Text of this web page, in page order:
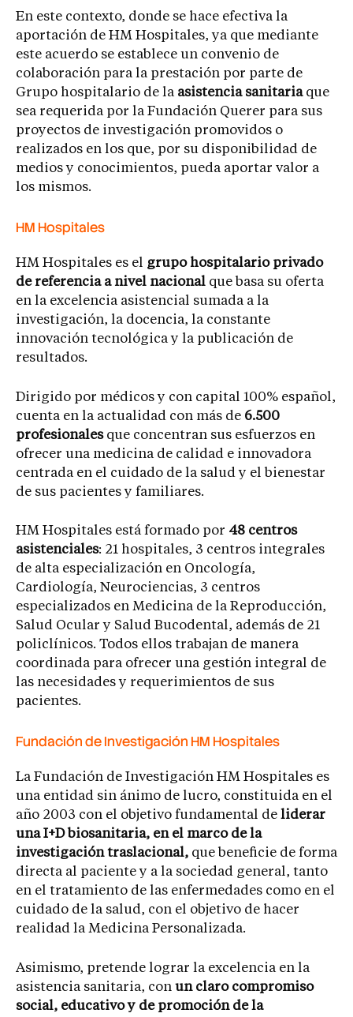
En este contexto, donde se hace efectiva la
aportación de HM Hospitales, ya que mediante
este acuerdo se establece un convenio de
colaboración para la prestación por parte de
Grupo hospitalario de la asistencia sanitariaque
sea requerida por la Fundación Querer para sus
proyectos de investigación promovidos o
realizados en los que, por su disponibilidad de
medios y conocimientos, pueda aportar valor a
los mismos.
HM Hospitales
HM Hospitales es el grupo hospitalario privado
de referencia a nivel nacional que basa su oferta
en la excelencia asistencial sumada a la
investigación, la docencia, la constante
innovación tecnológica y la publicación de
resultados.
Dirigido por médicos y con capital 100% español,
cuenta en la actualidad con más de 6.500
profesionalesque concentran sus esfuerzos en
ofrecer una medicina de calidad e innovadora
centrada en el cuidado de la salud y el bienestar
de sus pacientes y familiares.
HM Hospitales está formado por 48 centros
asistenciales: 21 hospitales, 3 centros integrales
de alta especialización en Oncología,
Cardiología, Neurociencias, 3 centros
especializados en Medicina de la Reproducción,
Salud Ocular y Salud Bucodental, además de 21
policlínicos. Todos ellos trabajan de manera
coordinada para ofrecer una gestión integral de
las necesidades y requerimientos de sus
pacientes.
Fundación de Investigación HM Hospitales
La Fundación de Investigación HM Hospitales es
una entidad sin ánimo de lucro, constituida en el
año 2003 con el objetivo fundamental de liderar
una I+D biosanitaria, en el marco de la
investigación traslacional, que beneficie de forma
directa al paciente y a la sociedad general, tanto
en el tratamiento de las enfermedades como en el
cuidado de la salud, con el objetivo de hacer
realidad la Medicina Personalizada.
Asimismo, pretende lograr la excelencia en la
asistencia sanitaria, con un claro compromiso
social, educativo y de promoción de la